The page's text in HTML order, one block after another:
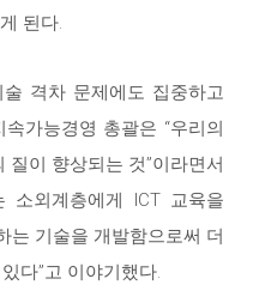
된다.
격차 문제에도 집중하고
가능경영 총괄은 “우리의
질이 향상되는 것”이라면서
소외계층에게 ICT 교육을
는 기술을 개발함으로써 더
다”고 이야기했다.